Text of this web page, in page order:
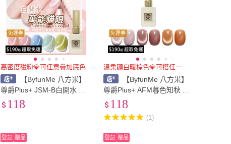
免運券
高密度磁粉💎可任意疊加底色
【ByfunMe 八方米】
尊爵Plus+ JSM-B白開水 萬
能貓眼膠 甲油膠 美甲凝膠光
118
登記 贈品
免運券
溫柔顯白暖棕色💎可搭任一底膠
【ByfunMe 八方米】
尊爵Plus+ AFM暮色知秋 貓
眼膠 甲油膠 美甲凝膠光撩膠
118
(1)
登記 贈品